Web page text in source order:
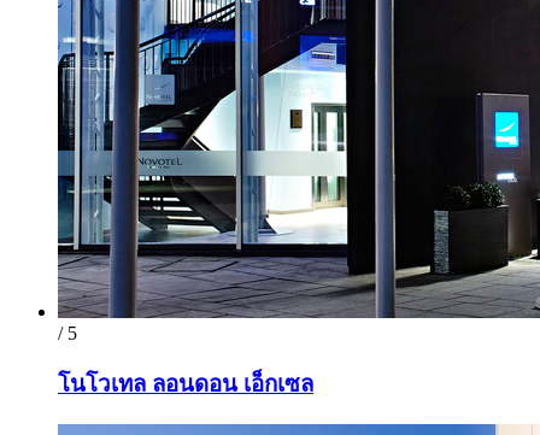
/ 5
โนโวเทล ลอนดอน เอ็กเซล